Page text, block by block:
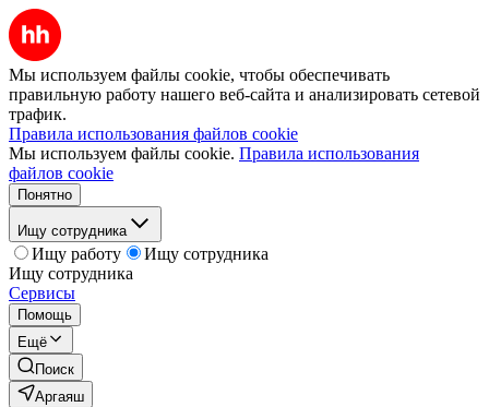
Мы используем файлы cookie, чтобы обеспечивать
правильную работу нашего веб-сайта и анализировать сетевой
трафик.
Правила использования файлов cookie
Мы используем файлы cookie. Правила использования
файлов cookie
Понятно
Ищу сотрудника
Ищу работу
Ищу сотрудника
Ищу сотрудника
Сервисы
Помощь
Ещё
Поиск
Аргаяш